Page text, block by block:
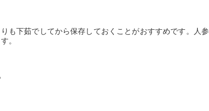
も下茹でしてから保存しておくことがおすすめです。人参
。